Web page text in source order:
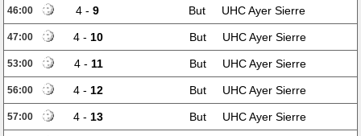
46:00 4 - 9 But UHC Ayer Sierre
47:00 4 - 10 But UHC Ayer Sierre
53:00 4 - 11 But UHC Ayer Sierre
56:00 4 - 12 But UHC Ayer Sierre
57:00 4 - 13 But UHC Ayer Sierre